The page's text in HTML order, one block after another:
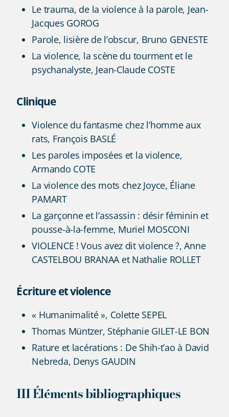
Le trauma, de la violence à la parole, Jean-
Jacques GOROG
Parole, lisière de l’obscur, Bruno GENESTE
La violence, la scène du tourment et le
psychanalyste, Jean-Claude COSTE
Clinique
Violence du fantasme chez l’homme aux
rats, François BASLÉ
Les paroles imposées et la violence,
Armando COTE
La violence des mots chez Joyce, Éliane
PAMART
La garçonne et l’assassin : désir féminin et
pousse-à-la-femme, Muriel MOSCONI
VIOLENCE ! Vous avez dit violence ?, Anne
CASTELBOU BRANAA et Nathalie ROLLET
Écriture et violence
« Humanimalité », Colette SEPEL
Thomas Müntzer, Stéphanie GILET-LE BON
Rature et lacérations : De Shih-t’ao à David
Nebreda, Denys GAUDIN
III Éléments bibliographiques